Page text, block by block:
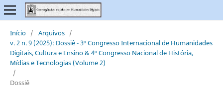
Início / Arquivos /
v. 2 n. 9 (2025): Dossiê - 3º Congresso Internacional de Humanidades
Digitais, Cultura e Ensino & 4º Congresso Nacional de História,
Mídias e Tecnologias (Volume 2)
/
Dossiê